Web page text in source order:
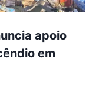
apoio
em